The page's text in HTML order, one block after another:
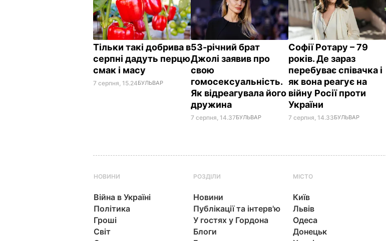
Тільки такі добрива в
серпні дадуть перцю
смак і масу
7 серпня, 15.24БУЛЬВАР
53-річний брат
Джолі заявив про
свою
гомосексуальність.
Як відреагувала його
дружина
7 серпня, 14.37БУЛЬВАР
Софії Ротару – 79
років. Де зараз
перебуває співачка і
як вона реагує на
війну Росії проти
України
7 серпня, 14.33БУЛЬВАР
НОВИНИ
Війна в Україні
Політика
Гроші
Світ
РОЗДІЛИ
Новини
Публікації та інтерв'ю
У гостях у Гордона
Блоги
МІСТО
Київ
Львів
Одеса
Донецьк